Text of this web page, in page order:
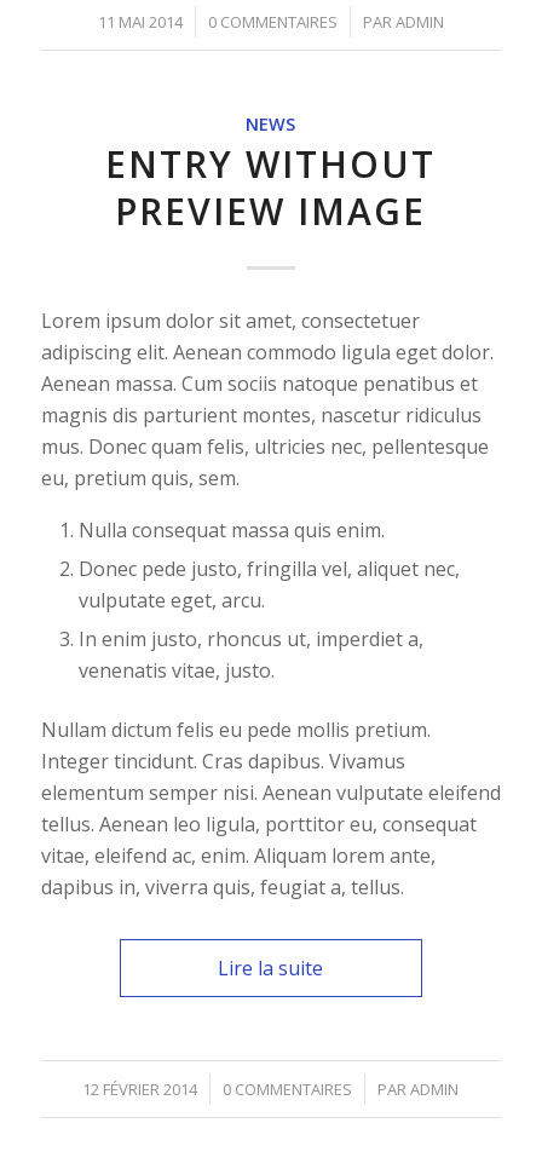
11 MAI 2014
/ 0 COMMENTAIRES
/ PARADMIN
NEWS
ENTRY WITHOUT
PREVIEW IMAGE
Lorem ipsum dolor sit amet, consectetuer
adipiscing elit. Aenean commodo ligula eget dolor.
Aenean massa. Cum sociis natoque penatibus et
magnis dis parturient montes, nascetur ridiculus
mus. Donec quam felis, ultricies nec, pellentesque
eu, pretium quis, sem.
Nulla consequat massa quis enim.
Donec pede justo, fringilla vel, aliquet nec,
vulputate eget, arcu.
In enim justo, rhoncus ut, imperdiet a,
venenatis vitae, justo.
Nullam dictum felis eu pede mollis pretium.
Integer tincidunt. Cras dapibus. Vivamus
elementum semper nisi. Aenean vulputate eleifend
tellus. Aenean leo ligula, porttitor eu, consequat
vitae, eleifend ac, enim. Aliquam lorem ante,
dapibus in, viverra quis, feugiat a, tellus.
Lire la suite
12 FÉVRIER 2014
/ 0 COMMENTAIRES
/ PARADMIN